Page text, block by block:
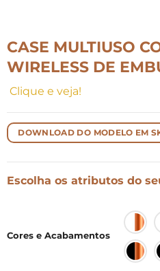
CASE MULTIUSO
WIRELESS DE
Clique e veja!
DOWNLOAD DO MODELO EM
Escolha os atributos do
Cores e Acabamentos